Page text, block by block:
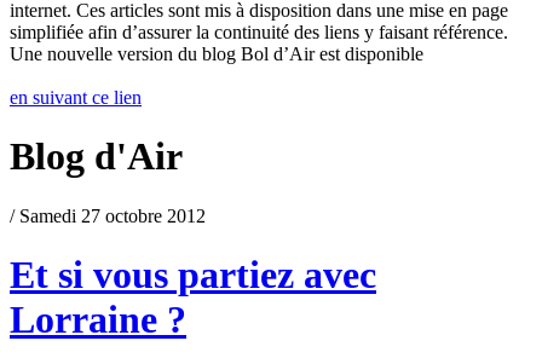
internet. Ces articles sont mis à disposition dans une mise en page
simplifiée afin d’assurer la continuité des liens y faisant référence.
Une nouvelle version du blog Bol d’Air est disponible
en suivant ce lien
Blog d'Air
/ Samedi 27 octobre 2012
Et si vous partiez avec
Lorraine ?